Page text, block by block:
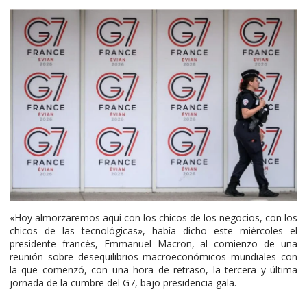
«Hoy almorzaremos aquí con los chicos de los negocios, con los
chicos de las tecnológicas», había dicho este miércoles el
presidente francés, Emmanuel Macron, al comienzo de una
reunión sobre desequilibrios macroeconómicos mundiales con
la que comenzó, con una hora de retraso, la tercera y última
jornada de la cumbre del G7, bajo presidencia gala.